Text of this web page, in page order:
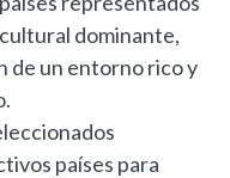
dominante,
de un entorno rico y
países para